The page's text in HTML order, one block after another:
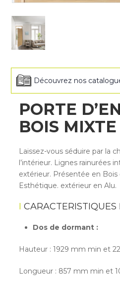
Découvrez nos
PORTE
BOIS
Laissez-vous séduire par la
l’intérieur. Lignes rainurées
extérieur. Présentée en
Esthétique. extérieur en Alu.
Dos de dormant :
Hauteur : 1929 mm min et
Longueur : 857 mm min et